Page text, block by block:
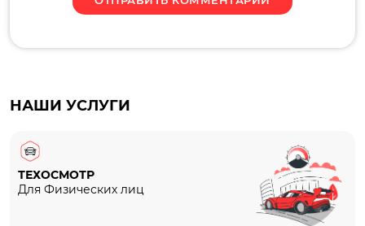
НАШИ УСЛУГИ
ТЕХОСМОТР
Для Физических лиц